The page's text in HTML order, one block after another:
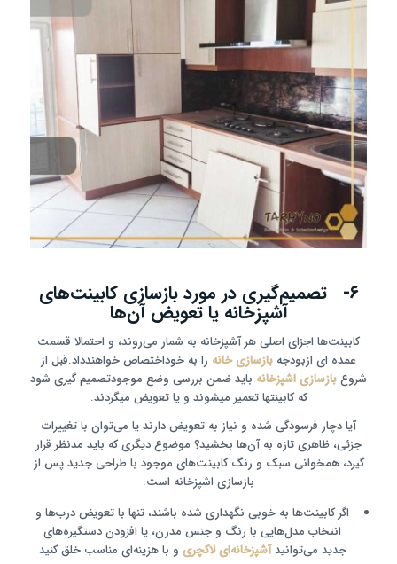
۶- تصمیم‌گیری در مورد بازسازی کابینت‌های
آشپزخانه یا تعویض آن‌ها
کابینت‌ها اجزای اصلی هر آشپزخانه به شمار می‌روند، و احتمالا قسمت
عمده ای ازبودجه بازسازی خانه را به خوداختصاص خواهندداد.قبل از
شروعبازسازی اشپزخانه باید ضمن بررسی وضع موجودتصمیم گیری شود
که کابینتها تعمیر میشوند و یا تعویض میگردند.
آیا دچار فرسودگی شده‌ و نیاز به تعویض دارند یا می‌توان با تغییرات
جزئی، ظاهری تازه به آن‌ها بخشید؟ موضوع دیگری که باید مدنظر قرار
گیرد، همخوانی سبک و رنگ کابینت‌های موجود با طراحی جدید پس از
بازسازی اشپزخانه است.
اگر کابینت‌ها به خوبی نگهداری شده باشند، تنها با تعویض درب‌ها و
انتخاب مدل‌هایی با رنگ و جنس مدرن، یا افزودن دستگیره‌های
جدید می‌توانیدآشپزخانه‌ای لاکچری و با هزینه‌ای مناسب خلق کنید